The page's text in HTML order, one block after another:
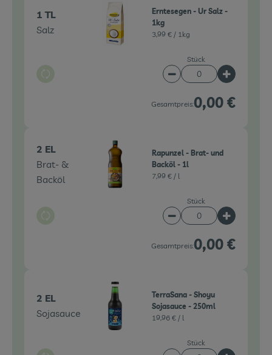
1 TL
Salz
Auswahl ändern
Erntesegen - Ur Salz -
1kg
3,99 € / 1kg
Stück
Artikelanzahl
Gesamtpreis:0,00 €
2 EL
Brat- &
Backöl
Auswahl ändern
Rapunzel - Brat- und
Backöl - 1l
7,99 € / l
Stück
Artikelanzahl
Gesamtpreis:0,00 €
2 EL
Sojasauce
TerraSana - Shoyu
Sojasauce - 250ml
19,96 € / l
Stück